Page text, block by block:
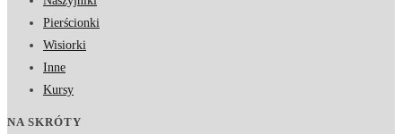
Pierścionki
Wisiorki
Inne
Kursy
NA SKRÓTY